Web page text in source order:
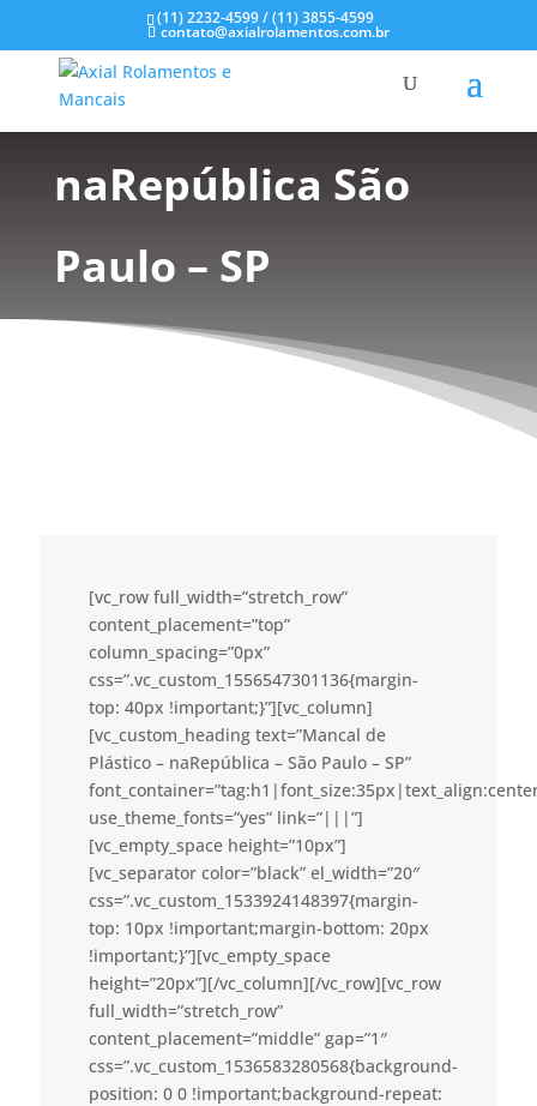
(11) 2232-4599 / (11) 3855-4599
contato@axialrolamentos.com.br
Mancal de Plástico
naRepública São
Paulo – SP
[vc_row full_width=”stretch_row”
content_placement=”top”
column_spacing=”0px”
css=”.vc_custom_1556547301136{margin-
top: 40px !important;}”][vc_column]
[vc_custom_heading text=”Mancal de
Plástico – naRepública – São Paulo – SP”
use_theme_fonts=”yes” link=”|||”]
[vc_empty_space height=”10px”]
[vc_separator color=”black” el_width=”20″
css=”.vc_custom_1533924148397{margin-
top: 10px !important;margin-bottom: 20px
!important;}”][vc_empty_space
height=”20px”][/vc_column][/vc_row][vc_row
full_width=”stretch_row”
content_placement=”middle” gap=”1″
css=”.vc_custom_1536583280568{background-
position: 0 0 !important;background-repeat: